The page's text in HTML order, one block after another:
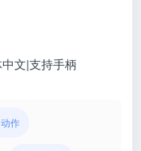
文|支持手柄
作